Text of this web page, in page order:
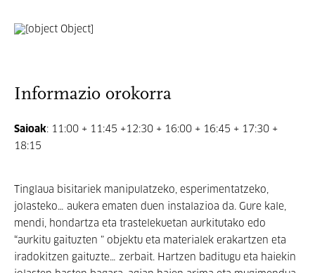
Informazio orokorra
Saioak: 11:00 + 11:45 +12:30 + 16:00 + 16:45 + 17:30 +
18:15
Tinglaua bisitariek manipulatzeko, esperimentatzeko,
jolasteko… aukera ematen duen instalazioa da. Gure kale,
mendi, hondartza eta trastelekuetan aurkitutako edo
“aurkitu gaituzten ” objektu eta materialek erakartzen eta
iradokitzen gaituzte… zerbait. Hartzen baditugu eta haiekin